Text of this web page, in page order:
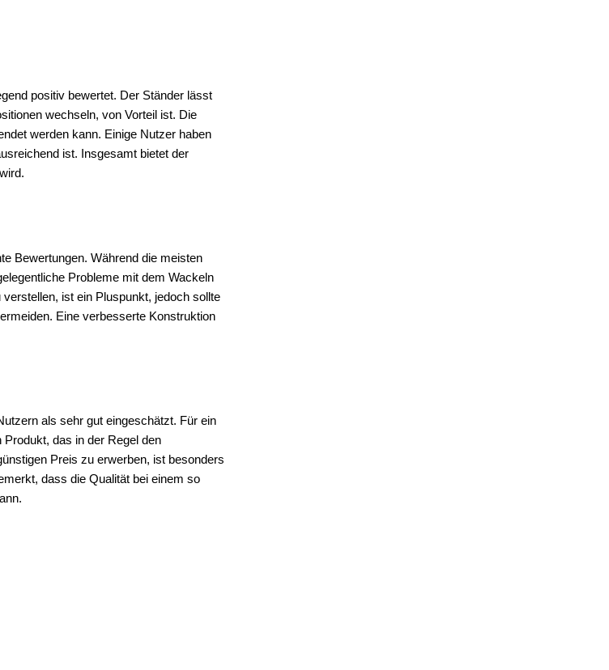
positiv bewertet. Der Ständer lässt
wechseln, von Vorteil ist. Die
werden kann. Einige Nutzer haben
ist. Insgesamt bietet der
Bewertungen. Während die meisten
Probleme mit dem Wackeln
ist ein Pluspunkt, jedoch sollte
Eine verbesserte Konstruktion
als sehr gut eingeschätzt. Für ein
das in der Regel den
Preis zu erwerben, ist besonders
dass die Qualität bei einem so